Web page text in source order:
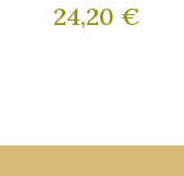
24,20 €